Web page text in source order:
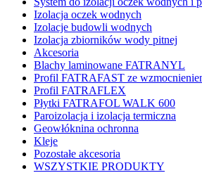
Izolacja oczek wodnych
Izolacje budowli wodnych
Izolacja zbiorników wody pitnej
Akcesoria
Blachy laminowane FATRANYL
Profil FATRAFAST ze
Profil FATRAFLEX
Płytki FATRAFOL WALK 600
Paroizolacja i izolacja termiczna
Geowłóknina ochronna
Kleje
Pozostałe akcesoria
WSZYSTKIE PRODUKTY